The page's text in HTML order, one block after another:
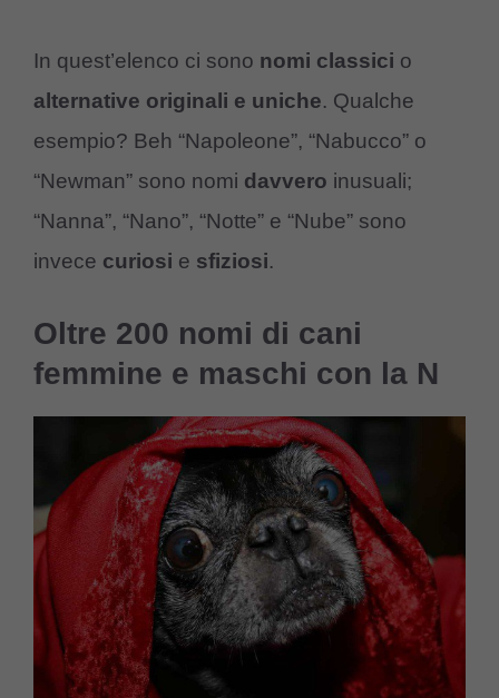
In quest’elenco ci sono nomi classici o
alternative originali e uniche. Qualche
esempio? Beh “Napoleone”, “Nabucco” o
“Newman” sono nomi davvero inusuali;
“Nanna”, “Nano”, “Notte” e “Nube” sono
invece curiosi e sfiziosi.
Oltre 200 nomi di cani
femmine e maschi con la N